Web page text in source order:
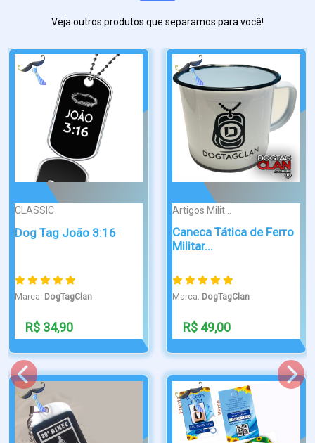
Veja outros produtos que separamos para você!
ATTRACTIVE
Dog Tag Fé Escudo
Marca:DogTagClan
R$ 39,90
SIMPLES
Dog Tag comandos
Marca:DogTagClan
R$ 39,90